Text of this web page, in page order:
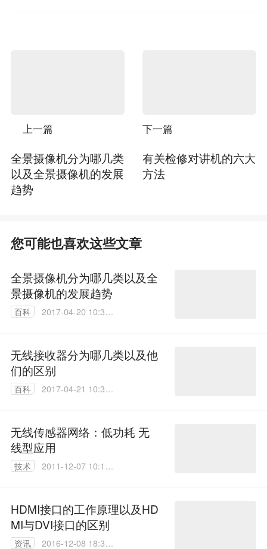
上一篇
全景摄像机分为哪几类
以及全景摄像机的发展
趋势
下一篇
有关检修对讲机的六大
方法
您可能也喜欢这些文章
全景摄像机分为哪几类以及全
景摄像机的发展趋势
百科
2017-04-20 10:39:
无线接收器分为哪几类以及他
们的区别
百科
2017-04-21 10:33:
无线传感器网络：低功耗 无
线型应用
技术
2011-12-07 10:18:
HDMI接口的工作原理以及HD
MI与DVI接口的区别
资讯 2016-12-08 18:32: